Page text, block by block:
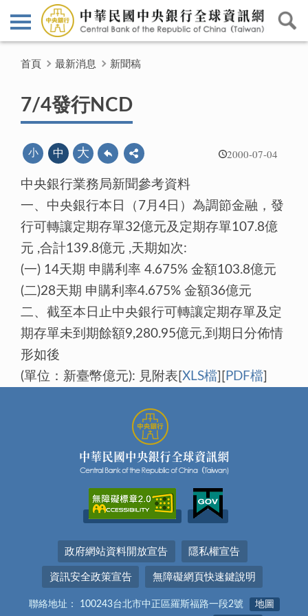
首頁 最新消息 新聞稿
7/4發行NCD
2000-07-04
小 中 大
中央銀行業務局新聞參考資料
一、中央銀行本日（7月4日）為調節金融，發
行可轉讓定期存單32億元及定期存單107.8億
元 ,合計139.8億元 ,天期如次:
(一) 14天期 申購利率 4.675% 金額103.8億元
(二)28天期 申購利率4.675% 金額36億元
二、截至本日止中央銀行可轉讓定期存單及定
期存單未到期餘額9,280.95億元,到期日分佈情
形如後
(單位：新臺幣億元): 見附表[XLS檔][ PDF檔]
政府網站資料開放宣告 隱私權宣告
資訊安全政策宣告 無障礙網頁快速鍵說明
聯絡地址： 100243台北市中正區羅斯福路一段2號 地圖